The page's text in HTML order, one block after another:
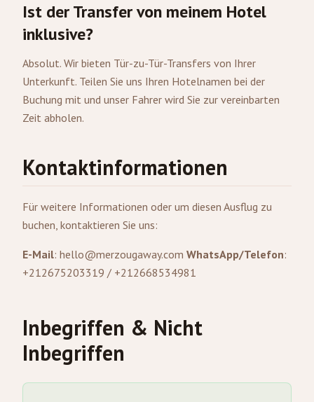
Ist der Transfer von meinem Hotel
inklusive?
Absolut. Wir bieten Tür-zu-Tür-Transfers von Ihrer
Unterkunft. Teilen Sie uns Ihren Hotelnamen bei der
Buchung mit und unser Fahrer wird Sie zur vereinbarten
Zeit abholen.
Kontaktinformationen
Für weitere Informationen oder um diesen Ausflug zu
buchen, kontaktieren Sie uns:
E-Mail: hello@merzougaway.com WhatsApp/Telefon:
+212675203319 / +212668534981
Inbegriffen & Nicht
Inbegriffen